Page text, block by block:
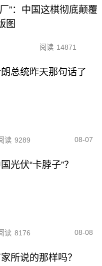
”：中国这棋彻底颠覆
图
阅读 14871
总统昨天那句话了
读 9289 08-07
光伏“卡脖子”？
读 8176 08-08
所说的那样吗？